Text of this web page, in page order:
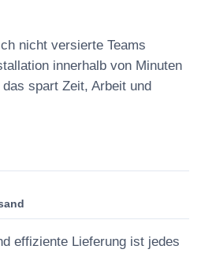
nicht versierte Teams
innerhalb von Minuten
spart Zeit, Arbeit und
effiziente Lieferung ist jedes